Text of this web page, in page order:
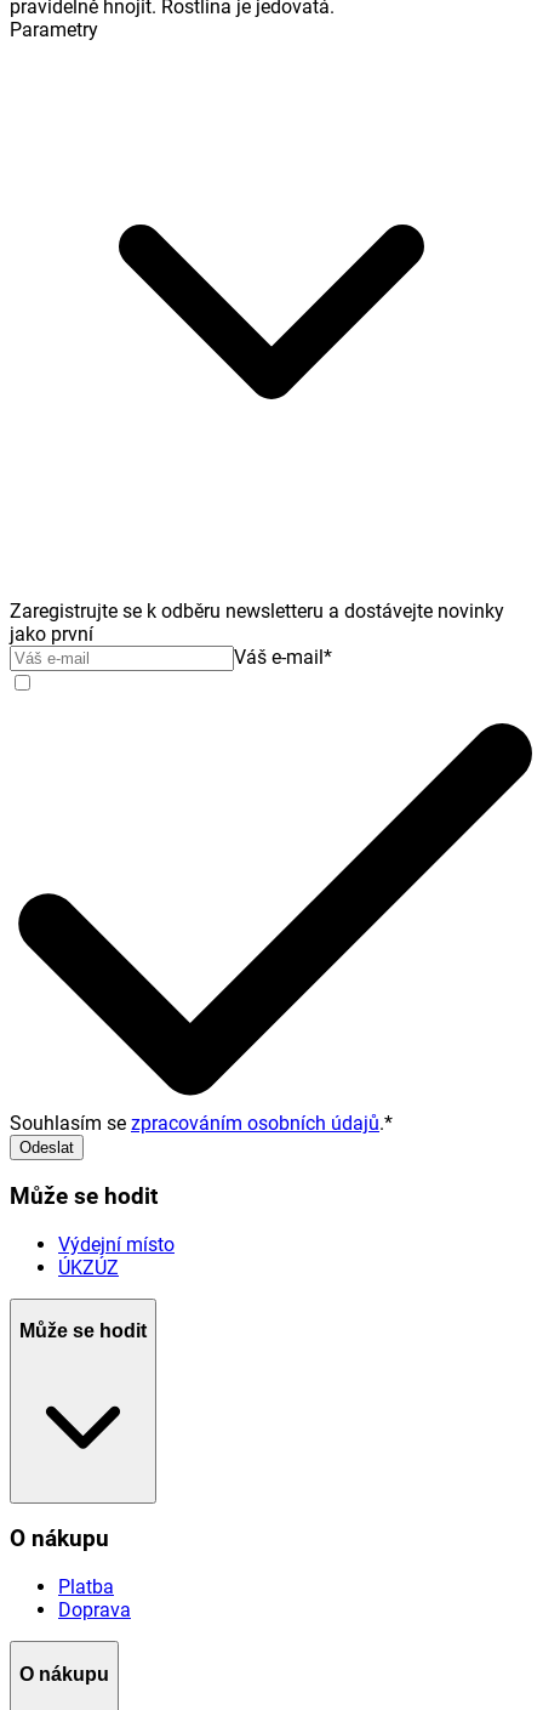
pravidelně hnojit. Rostlina je jedovatá.
Parametry
Zaregistrujte se k odběru newsletteru a dostávejte novinky
jako první
Váš e-mail*
Souhlasím se zpracováním osobních údajů.*
Odeslat
Může se hodit
Výdejní místo
ÚKZÚZ
Může se hodit
O nákupu
Platba
Doprava
O nákupu